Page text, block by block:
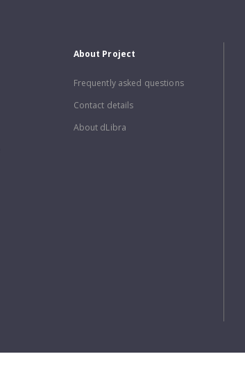
About Project
Frequently asked questions
Contact details
About dLibra